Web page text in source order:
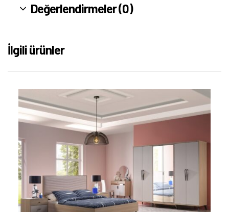
Değerlendirmeler (0)
İlgili ürünler